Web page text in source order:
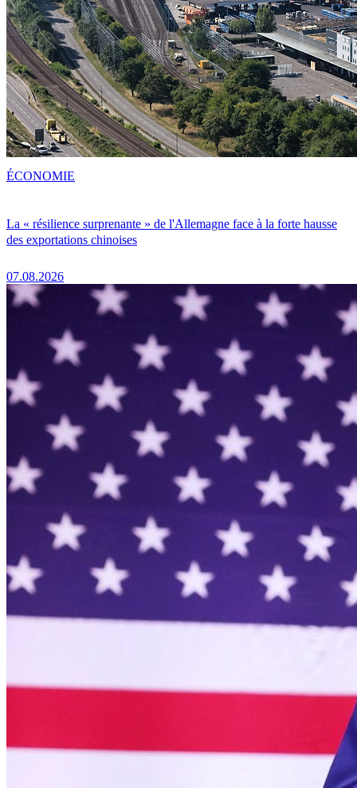
La « résilience surprenante » de l'Allemagne face à la forte hausse
des exportations chinoises
07.08.2026
ÉCONOMIE